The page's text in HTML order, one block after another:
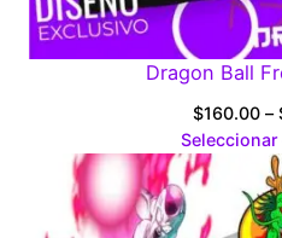
Dragon Ball
$160.00 –